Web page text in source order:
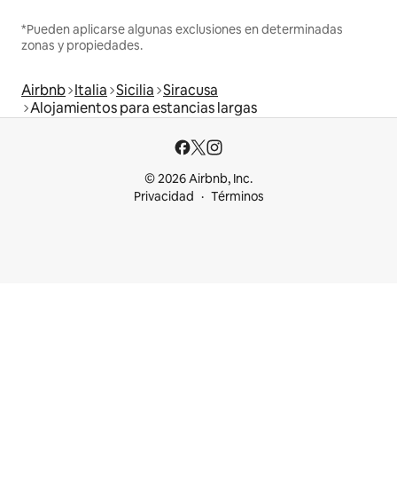
*Pueden aplicarse algunas exclusiones en determinadas
zonas y propiedades.
Airbnb Italia Sicilia Siracusa
Alojamientos para estancias largas
© 2026 Airbnb, Inc.
Privacidad
Términos